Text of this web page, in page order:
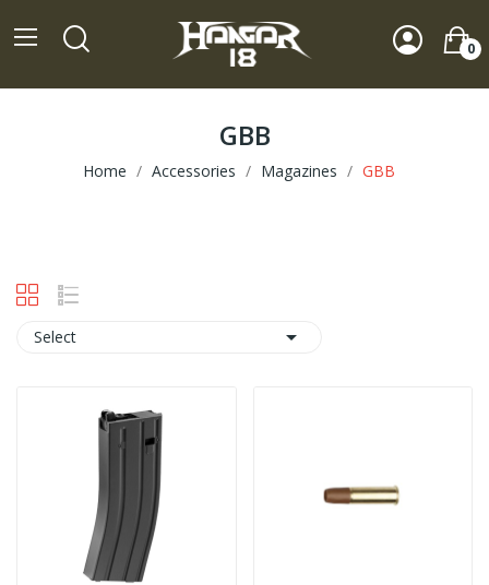
0
GBB
Home Accessories Magazines GBB
Select 